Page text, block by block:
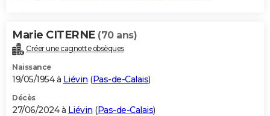
Marie CITERNE (70 ans)
Créer une cagnotte obsèques
Naissance
19/05/1954 à Liévin (Pas-de-Calais)
Décès
27/06/2024 à Liévin (Pas-de-Calais)